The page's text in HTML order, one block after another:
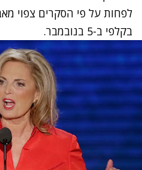
לפחות על פי הסקרים צפוי
בקלפי ב-5 בנובמבר.